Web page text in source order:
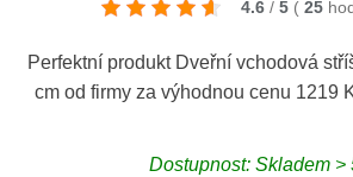
4.6 / 5 ( 25
Perfektní produkt Dveřní vchodová
cm od firmy za výhodnou cenu 1219
Dostupnost: Skladem >